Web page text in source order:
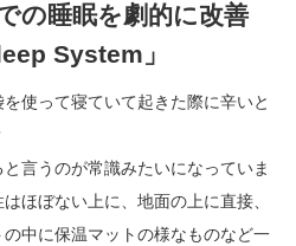
の睡眠を劇的に改善
System」
使って寝ていて起きた際に辛いと
言うのが常識みたいになっていま
ほぼない上に、地面の上に直接、
中に保温マットの様なものなど一